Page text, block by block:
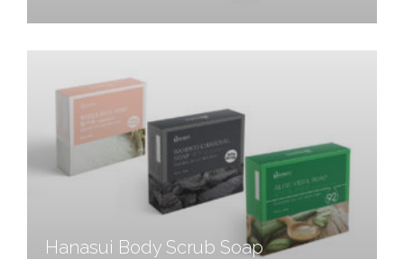
Hanasui Body Scrub Soap